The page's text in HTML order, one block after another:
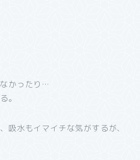
かったり…
。
吸水もイマイチな気がするが、